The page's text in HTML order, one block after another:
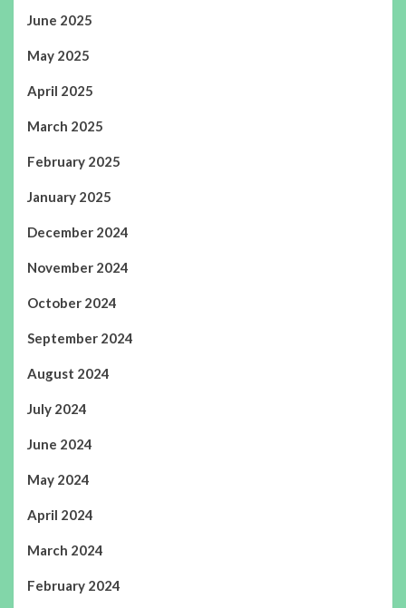
June 2025
May 2025
April 2025
March 2025
February 2025
January 2025
December 2024
November 2024
October 2024
September 2024
August 2024
July 2024
June 2024
May 2024
April 2024
March 2024
February 2024